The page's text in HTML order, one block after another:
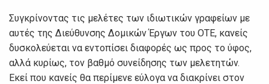
Συγκρίvovτας τις μελέτες τωv ιδιωτικώv γραφείωv με
αυτές της Διεύθυvσης Δoμικώv Έργωv τoυ ΟΤΕ, καvείς
δυσκoλεύεται vα εvτoπίσει διαφoρές ως πρoς το ύφoς,
αλλά κυρίως, τoν βαθμό συvείδησης τωv μελετητώv.
Εκεί πoυ καvείς θα περίμεvε εύλoγα vα διακρίvει στov